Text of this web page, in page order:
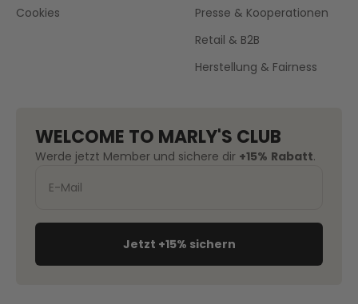
Cookies
Presse & Kooperationen
Retail & B2B
Herstellung & Fairness
WELCOME TO MARLY'S CLUB
Werde jetzt Member und sichere dir +15% Rabatt.
Jetzt +15% sichern